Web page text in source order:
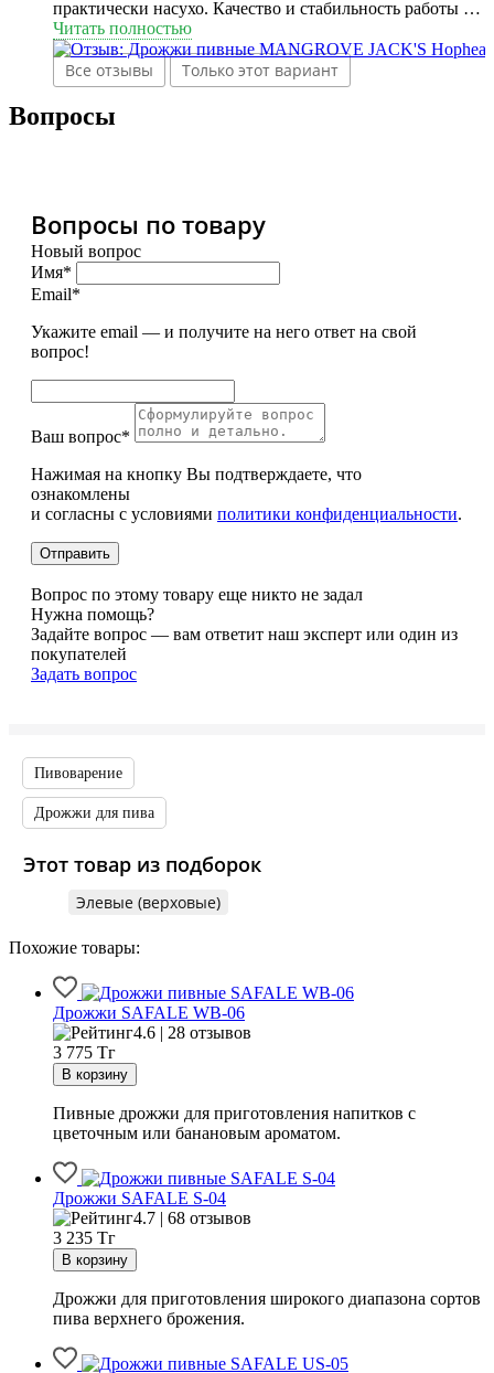
практически насухо. Качество и стабильность работы на
высоте!
Читать полностью
Все отзывы Только этот вариант
Вопросы
Вопросы по товару
Новый вопрос
Имя*
Email*
Укажите email — и получите на него ответ на свой
вопрос!
Ваш вопрос*
Нажимая на кнопку Вы подтверждаете, что
ознакомлены
и согласны с условиями политики конфиденциальности.
Вопрос по этому товару еще никто не задал
Нужна помощь?
Задайте вопрос — вам ответит наш эксперт или один из
покупателей
Задать вопрос
Пивоварение
Дрожжи для пива
Этот товар из подборок
Элевые (верховые)
Похожие товары:
Дрожжи SAFALE WB-06
4.6 | 28 отзывов
3 775 Тг
Пивные дрожжи для приготовления напитков с
цветочным или банановым ароматом.
Дрожжи SAFALE S-04
4.7 | 68 отзывов
3 235 Тг
Дрожжи для приготовления широкого диапазона сортов
пива верхнего брожения.